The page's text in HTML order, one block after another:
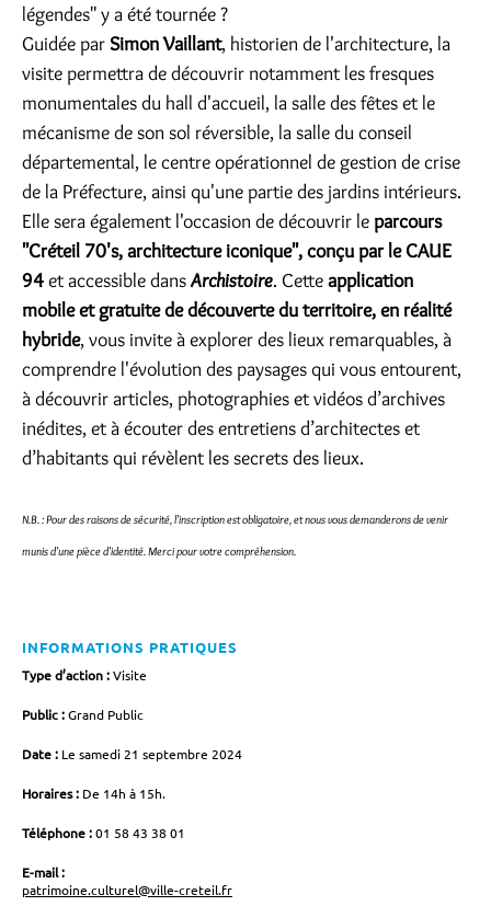
légendes" y a été tournée ?
Guidée parSimon Vaillant, historien de l'architecture, la
visite permettra de découvrir notamment les fresques
monumentales du hall d'accueil, la salle des fêtes et le
mécanisme de son sol réversible, la salle du conseil
départemental, le centre opérationnel de gestion de crise
de la Préfecture, ainsi qu'une partie des jardins intérieurs.
Elle sera également l'occasion de découvrir le parcours
"Créteil 70's, architecture iconique", conçu par le CAUE
94et accessible dansArchistoire. Cetteapplication
mobile et gratuite de découverte du territoire, en réalité
hybride, vous invite à explorer des lieux remarquables, à
comprendre l'évolution des paysages qui vous entourent,
à découvrir articles, photographies et vidéos d’archives
inédites, et à écouter des entretiens d’architectes et
d’habitants qui révèlent les secrets des lieux.
N.B. : Pour des raisons de sécurité, l'inscription est obligatoire, et nous vous demanderons de venir
munis d'une pièce d'identité. Merci pour votre compréhension.
INFORMATIONS PRATIQUES
Type d’action :Visite
Public :Grand Public
Date : Le samedi 21 septembre 2024
Horaires : De 14h à 15h.
Téléphone :01 58 43 38 01
E-mail :
patrimoine.culturel@ville-creteil.fr